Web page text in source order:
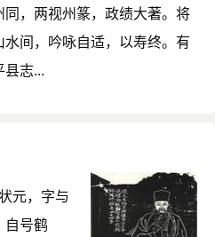
，两视州篆，政绩大著。将
间，吟咏自适，以寿终。有
县志...
元，字与
自号鹤